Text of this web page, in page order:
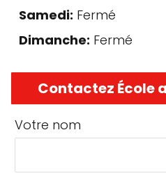
Samedi: Fermé
Dimanche: Fermé
Contactez École
Votre nom